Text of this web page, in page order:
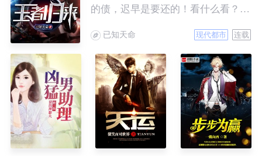
的债，迟早是要还的！看什么看？说
已知天命 现代都市 连载